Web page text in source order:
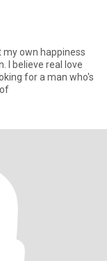
my own happiness
I believe real love
for a man who's